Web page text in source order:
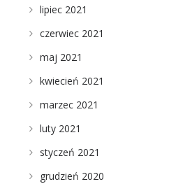
lipiec 2021
czerwiec 2021
maj 2021
kwiecień 2021
marzec 2021
luty 2021
styczeń 2021
grudzień 2020